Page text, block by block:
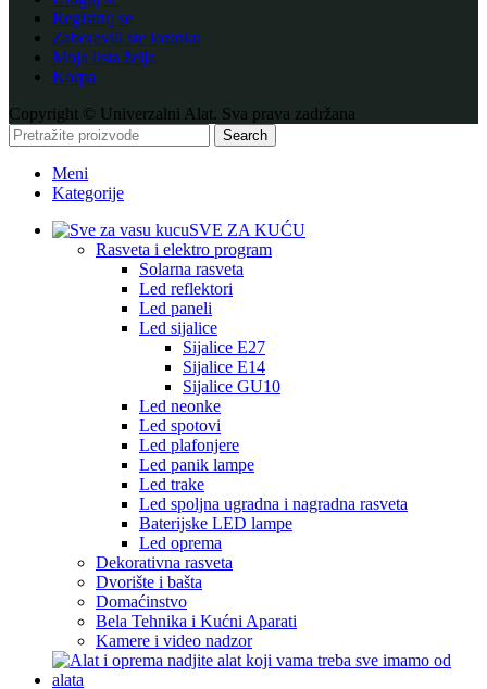
Registruj se
Zaboravili ste lozinku
Moja lista želja
Korpa
Copyright © Univerzalni Alat. Sva prava zadržana
Search
Meni
Kategorije
SVE ZA KUĆU
Rasveta i elektro program
Solarna rasveta
Led reflektori
Led paneli
Led sijalice
Sijalice E27
Sijalice E14
Sijalice GU10
Led neonke
Led spotovi
Led plafonjere
Led panik lampe
Led trake
Led spoljna ugradna i nagradna rasveta
Baterijske LED lampe
Led oprema
Dekorativna rasveta
Dvorište i bašta
Domaćinstvo
Bela Tehnika i Kućni Aparati
Kamere i video nadzor